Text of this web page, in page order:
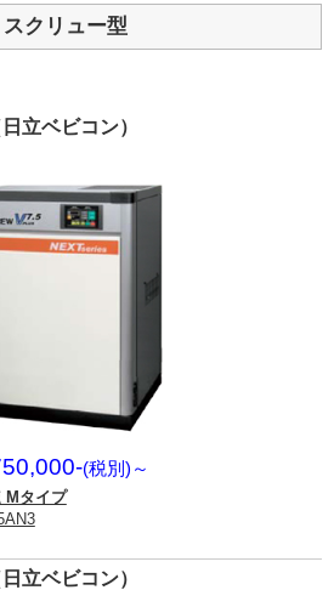
クリュー型
立ベビコン）
(税別) ～
Mタイプ
立ベビコン）